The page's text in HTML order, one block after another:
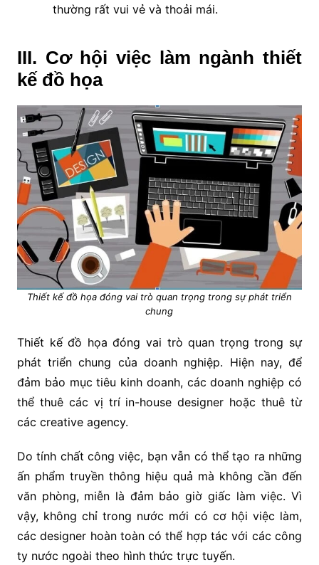
thường rất vui vẻ và thoải mái.
III. Cơ hội việc làm ngành thiết
kế đồ họa
Thiết kế đồ họa đóng vai trò quan trọng trong sự phát triển
chung
Thiết kế đồ họa đóng vai trò quan trọng trong sự
phát triển chung của doanh nghiệp. Hiện nay, để
đảm bảo mục tiêu kinh doanh, các doanh nghiệp có
thể thuê các vị trí in-house designer hoặc thuê từ
các creative agency.
Do tính chất công việc, bạn vẫn có thể tạo ra những
ấn phẩm truyền thông hiệu quả mà không cần đến
văn phòng, miễn là đảm bảo giờ giấc làm việc. Vì
vậy, không chỉ trong nước mới có cơ hội việc làm,
các designer hoàn toàn có thể hợp tác với các công
ty nước ngoài theo hình thức trực tuyến.